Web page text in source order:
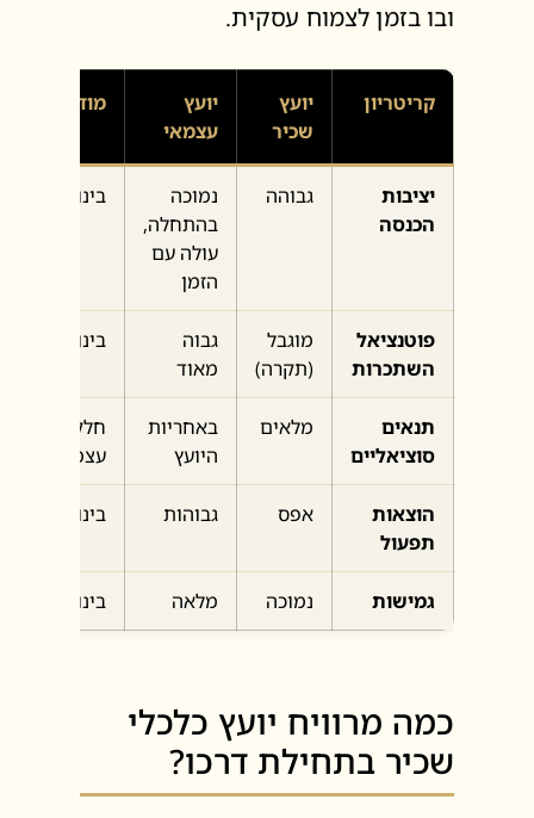
ובו בזמן לצמוח עסקית.
קריטריון
יועץ
שכיר
יועץ
עצמאי
מודל
יציבות
הכנסה
גבוהה
נמוכה
בהתחלה,
עולה עם
הזמן
בינונית-
פוטנציאל
השתכרות
מוגבל
(תקרה)
גבוה
מאוד
בינוני-גבוה
תנאים
סוציאליים
מלאים
באחריות
היועץ
חלקיים +
עצמאי
הוצאות
תפעול
אפס גבוהות בינוניות
גמישות נמוכה מלאה בינונית
כמה מרוויח יועץ כלכלי
שכיר בתחילת דרכו?